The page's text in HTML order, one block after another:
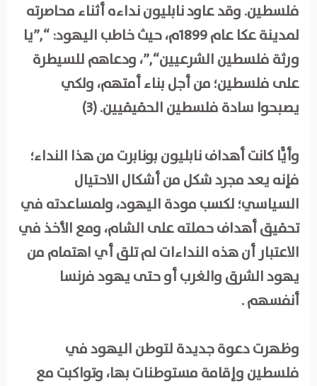
فلسطين. وقد عاود نابليون نداءه أثناء محاصرته
لمدينة عكا عام 1899م، حيث خاطب اليهود: “,”يا
ورثة فلسطين الشرعيين“,”، ودعاهم للسيطرة
على فلسطين؛ من أجل بناء أمتهم، ولكي
يصبحوا سادة فلسطين الحقيقيين. (3)
وأيًّا كانت أهداف نابليون بونابرت من هذا النداء؛
فإنه يعد مجرد شكل من أشكال الاحتيال
السياسي؛ لكسب مودة اليهود، ولمساعدته في
تحقيق أهداف حملته على الشام، ومع الأخذ في
الاعتبار أن هذه النداءات لم تلق أي اهتمام من
يهود الشرق والغرب أو حتى يهود فرنسا
أنفسهم .
وظهرت دعوة جديدة لتوطن اليهود في
فلسطين وإقامة مستوطنات بها، وتواكبت مع